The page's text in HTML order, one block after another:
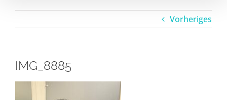
Vorheriges
IMG_8885